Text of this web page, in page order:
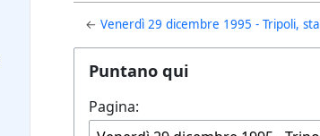
←Venerdì 29 dicembre 1995 - Tripoli,
Puntano qui
Pagina: